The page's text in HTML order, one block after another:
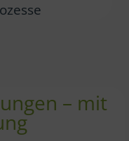
– mit